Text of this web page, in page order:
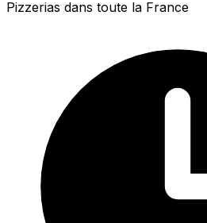
Pizzerias dans toute la France